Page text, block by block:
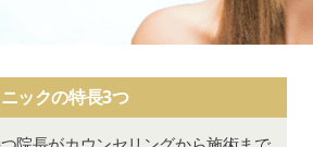
ックの特長3つ